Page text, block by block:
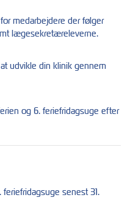
medarbejdere der følger
lægesekretæreleverne.
udvikle din klinik gennem
og 6. feriefridagsuge efter
senest 31.